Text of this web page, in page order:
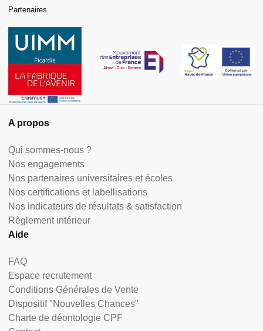
A propos
Qui sommes-nous ?
Nos engagements
Nos partenaires universitaires et écoles
Nos certifications et labellisations
Nos indicateurs de résultats & satisfaction
Règlement intérieur
Aide
FAQ
Espace recrutement
Conditions Générales de Vente
Dispositif "Nouvelles Chances"
Charte de déontologie CPF
Partenaires